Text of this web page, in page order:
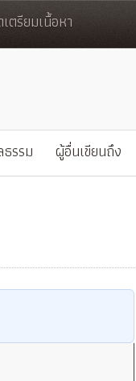
ตรียมเนื้อหา
รรม ผู้อื่นเขียนถึง